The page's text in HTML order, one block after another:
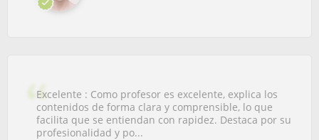
Excelente : Como profesor es excelente, explica los
contenidos de forma clara y comprensible, lo que
facilita que se entiendan con rapidez. Destaca por su
profesionalidad y po...